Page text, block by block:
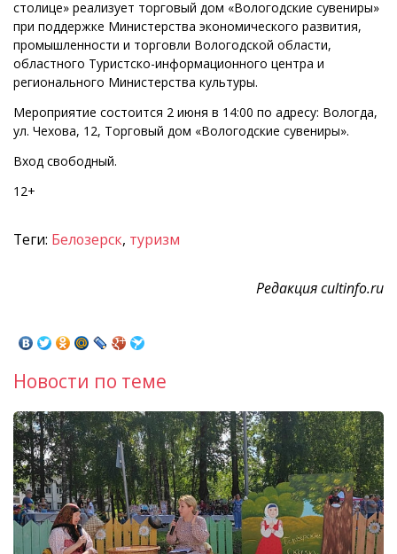
столице» реализует торговый дом «Вологодские сувениры»
при поддержке Министерства экономического развития,
промышленности и торговли Вологодской области,
областного Туристско-информационного центра и
регионального Министерства культуры.
Мероприятие состоится 2 июня в 14:00 по адресу: Вологда,
ул. Чехова, 12, Торговый дом «Вологодские сувениры».
Вход свободный.
12+
Теги: Белозерск, туризм
Редакция cultinfo.ru
Новости по теме